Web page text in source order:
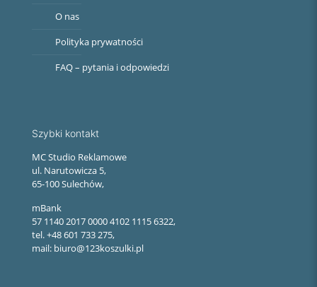
O nas
Polityka prywatności
FAQ – pytania i odpowiedzi
Szybki kontakt
MC Studio Reklamowe
ul. Narutowicza 5,
65-100 Sulechów,
mBank
57 1140 2017 0000 4102 1115 6322,
tel. +48 601 733 275,
mail: biuro@123koszulki.pl